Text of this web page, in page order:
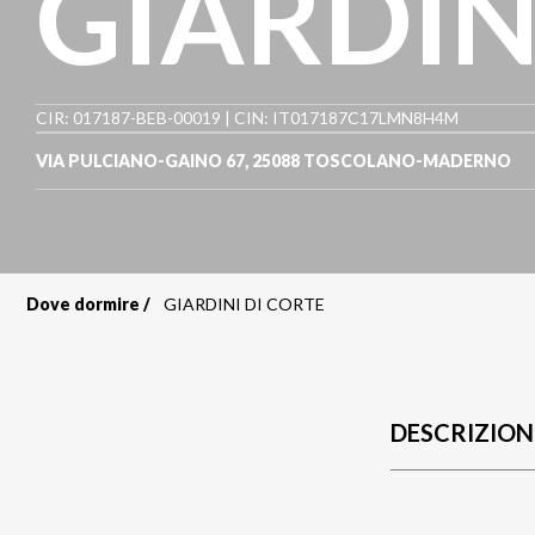
CIR: 017187-BEB-00019 | CIN: IT017187C17LMN8H4M
VIA PULCIANO-GAINO 67, 25088 TOSCOLANO-MADERNO
Dove dormire GIARDINI DI CORTE